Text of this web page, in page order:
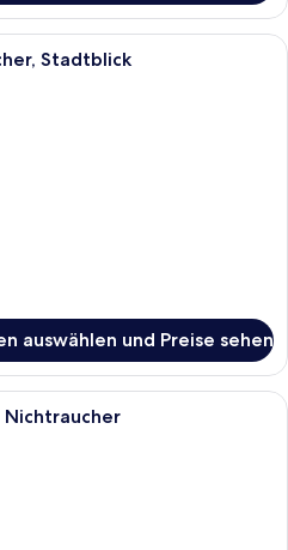
Ein Hotelzimmer mit Bett,
Stadtblick
auswählen und Preise sehen
Ein Hotelzimmer mit zwei Betten,